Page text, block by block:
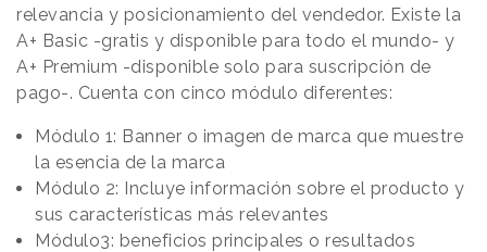
relevancia y posicionamiento del vendedor. Existe la
A+ Basic -gratis y disponible para todo el mundo- y
A+ Premium -disponible solo para suscripción de
pago-. Cuenta con cinco módulo diferentes:
Módulo 1: Banner o imagen de marca que muestre
la esencia de la marca
Módulo 2: Incluye información sobre el producto y
sus características más relevantes
Módulo3: beneficios principales o resultados